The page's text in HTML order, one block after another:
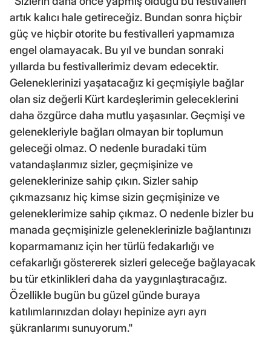
artık kalıcı hale getireceğiz. Bundan sonra hiçbir
güç ve hiçbir otorite bu festivalleri yapmamıza
engel olamayacak. Bu yıl ve bundan sonraki
yıllarda bu festivallerimiz devam edecektir.
Geleneklerinizi yaşatacağız ki geçmişiyle bağlar
olan siz değerli Kürt kardeşlerimin geleceklerini
daha özgürce daha mutlu yaşasınlar. Geçmişi ve
gelenekleriyle bağları olmayan bir toplumun
geleceği olmaz. O nedenle buradaki tüm
vatandaşlarımız sizler, geçmişinize ve
geleneklerinize sahip çıkın. Sizler sahip
çıkmazsanız hiç kimse sizin geçmişinize ve
geleneklerimize sahip çıkmaz. O nedenle bizler bu
manada geçmişinizle geleneklerinizle bağlantınızı
koparmamanız için her türlü fedakarlığı ve
cefakarlığı göstererek sizleri geleceğe bağlayacak
bu tür etkinlikleri daha da yaygınlaştıracağız.
Özellikle bugün bu güzel günde buraya
katılımlarınızdan dolayı hepinize ayrı ayrı
şükranlarımı sunuyorum."